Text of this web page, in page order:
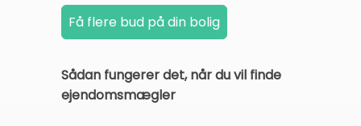
Sådan fungerer det, når du vil finde
ejendomsmægler